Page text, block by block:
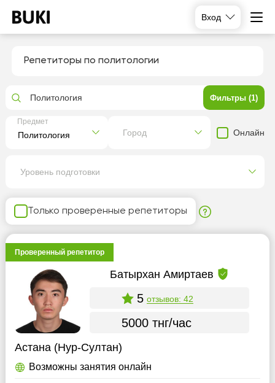
Вход
Репетиторы по политологии
Только проверенные репетиторы
Проверенный репетитор
Батырхан Амиртаев
5 отзывов: 42
5000 тнг/час
Астана (Нур-Султан)
Возможны занятия онлайн
Политология Фильтры (1)
Предмет
Город Онлайн
Уровень подготовки